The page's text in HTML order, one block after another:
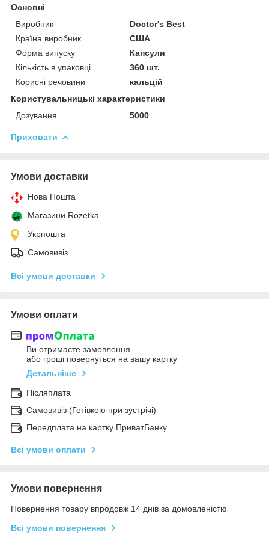
Основні
Виробник
Doctor's Best
Країна виробник
США
Форма випуску
Капсули
Кількість в упаковці
360 шт.
Корисні речовини
кальцій
Користувальницькі характеристики
Дозування
5000
Приховати
Умови доставки
Нова Пошта
Магазини Rozetka
Укрпошта
Самовивіз
Всі умови доставки
Умови оплати
Ви отримаєте замовлення
або гроші повернуться на вашу картку
Детальніше
Післяплата
Самовивіз (Готівкою при зустрічі)
Передплата на картку ПриватБанку
Всі умови оплати
Умови повернення
Повернення товару впродовж 14 днів за домовленістю
Всі умови повернення